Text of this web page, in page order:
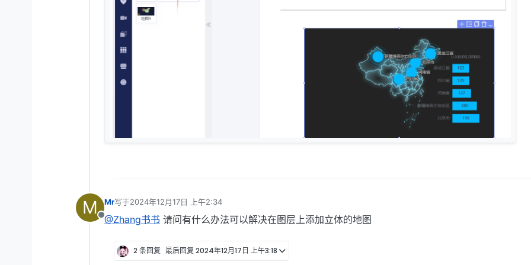
M
离线
Mr写于2024年12月17日 上午2:34
最后由 编辑
@Zhang书书 请问有什么办法可以解决在图层上添加立体的地图
2 条回复 最后回复 2024年12月17日 上午3:18